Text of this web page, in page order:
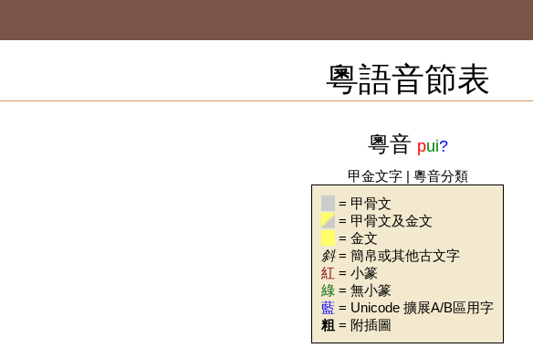
粵語音節表
粵音 pui?
甲金文字| 粵音分類
= 甲骨文
= 甲骨文及金文
= 金文
斜= 簡帛或其他古文字
紅 = 小篆
綠 = 無小篆
藍 = Unicode 擴展A/B區用字
粗 = 附插圖